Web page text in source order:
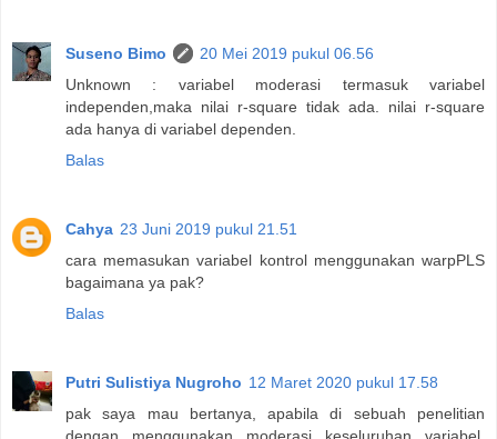
Suseno Bimo
20 Mei 2019 pukul 06.56
Unknown : variabel moderasi termasuk variabel
independen,maka nilai r-square tidak ada. nilai r-square
ada hanya di variabel dependen.
Balas
Cahya 23 Juni 2019 pukul 21.51
cara memasukan variabel kontrol menggunakan warpPLS
bagaimana ya pak?
Balas
Putri Sulistiya Nugroho 12 Maret 2020 pukul 17.58
pak saya mau bertanya, apabila di sebuah penelitian